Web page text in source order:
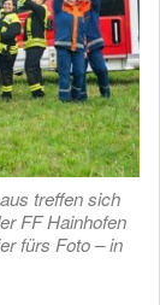
treffen sich
FF Hainhofen
fürs Foto – in